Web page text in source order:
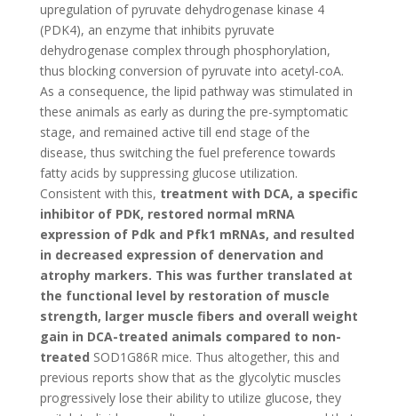
upregulation of pyruvate dehydrogenase kinase 4
(PDK4), an enzyme that inhibits pyruvate
dehydrogenase complex through phosphorylation,
thus blocking conversion of pyruvate into acetyl-coA.
As a consequence, the lipid pathway was stimulated in
these animals as early as during the pre-symptomatic
stage, and remained active till end stage of the
disease, thus switching the fuel preference towards
fatty acids by suppressing glucose utilization.
Consistent with this, treatment with DCA, a specific
inhibitor of PDK, restored normal mRNA
expression of Pdk and Pfk1 mRNAs, and resulted
in decreased expression of denervation and
atrophy markers. This was further translated at
the functional level by restoration of muscle
strength, larger muscle fibers and overall weight
gain in DCA-treated animals compared to non-
treated SOD1G86R mice. Thus altogether, this and
previous reports show that as the glycolytic muscles
progressively lose their ability to utilize glucose, they